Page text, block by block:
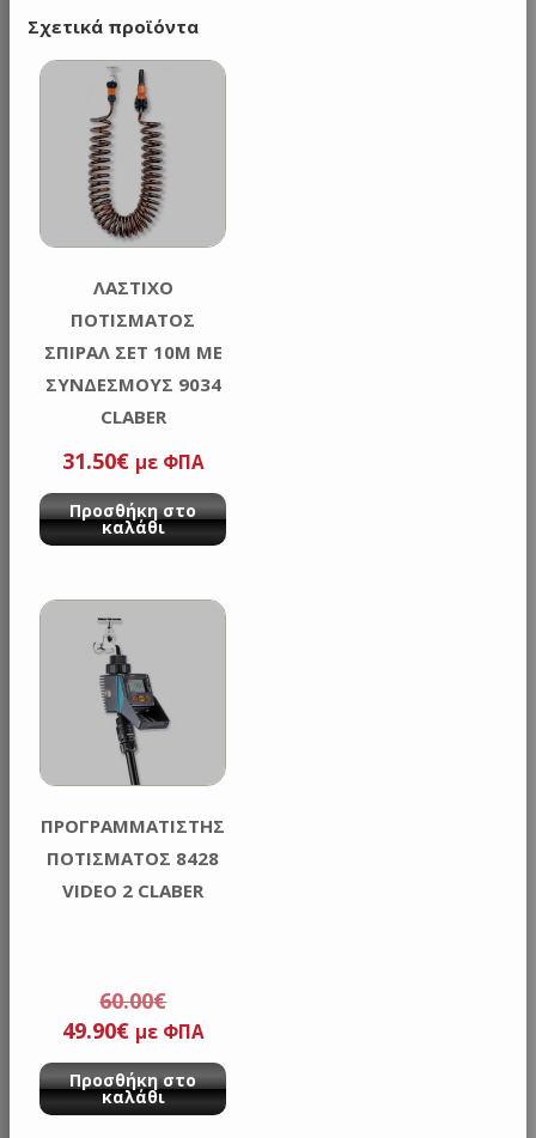
Σχετικά προϊόντα
ΛΑΣΤΙΧΟ
ΠΟΤΙΣΜΑΤΟΣ
ΣΠΙΡΑΛ ΣΕΤ 10M ΜΕ
ΣΥΝΔΕΣΜΟΥΣ 9034
CLABER
31.50€ με ΦΠΑ
Προσθήκη στο
καλάθι
ΠΡΟΓΡΑΜΜΑΤΙΣΤΗΣ
ΠΟΤΙΣΜΑΤΟΣ 8428
VIDEO 2 CLABER
60.00€
Original
price
was:
60.00€.
49.90€Η
τρέχουσα
τιμή
είναι:
με ΦΠΑ
Προσθήκη στο
καλάθι